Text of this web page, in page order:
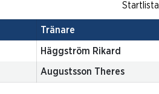
Startlista
Tränare
Häggström Rikard
Augustsson Theres